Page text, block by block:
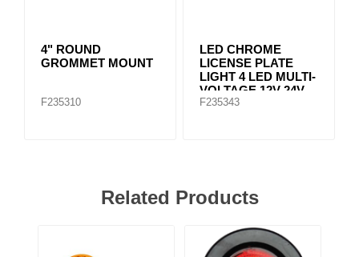
4" ROUND
GROMMET MOUNT
F235310
LED CHROME
LICENSE PLATE
LIGHT 4 LED MULTI-
VOLTAGE 12V-24V
F235343
Related Products